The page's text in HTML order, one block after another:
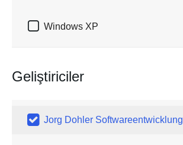
 Windows XP
Geliştiriciler
 Jorg Dohler Softwareentwicklung